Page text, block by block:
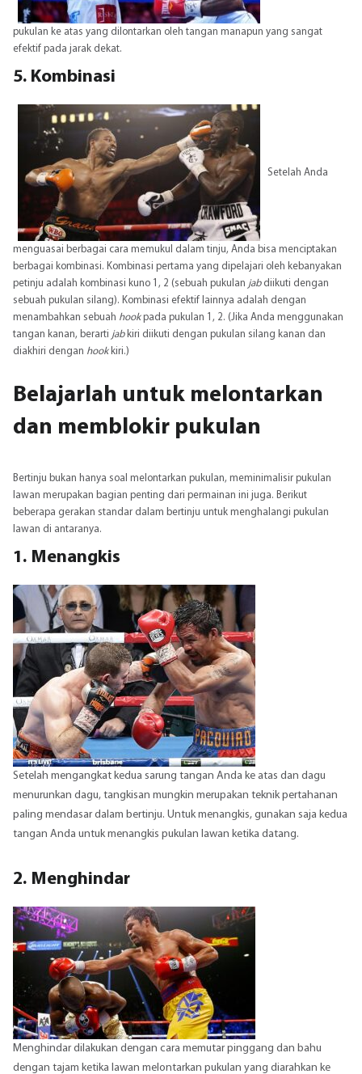
pukulan ke atas yang dilontarkan oleh tangan manapun yang sangat
efektif pada jarak dekat.
5. Kombinasi
Setelah Anda
menguasai berbagai cara memukul dalam tinju, Anda bisa menciptakan
berbagai kombinasi. Kombinasi pertama yang dipelajari oleh kebanyakan
petinju adalah kombinasi kuno 1, 2 (sebuah pukulan jabdiikuti dengan
sebuah pukulan silang). Kombinasi efektif lainnya adalah dengan
menambahkan sebuah hookpada pukulan 1, 2. (Jika Anda menggunakan
tangan kanan, berarti jabkiri diikuti dengan pukulan silang kanan dan
diakhiri dengan hook kiri.)
Belajarlah untuk melontarkan
dan memblokir pukulan
Bertinju bukan hanya soal melontarkan pukulan, meminimalisir pukulan
lawan merupakan bagian penting dari permainan ini juga. Berikut
beberapa gerakan standar dalam bertinju untuk menghalangi pukulan
lawan di antaranya.
1. Menangkis
Setelah mengangkat kedua sarung tangan Anda ke atas dan dagu
menurunkan dagu, tangkisan mungkin merupakan teknik pertahanan
paling mendasar dalam bertinju. Untuk menangkis, gunakan saja kedua
tangan Anda untuk menangkis pukulan lawan ketika datang.
2. Menghindar
Menghindar dilakukan dengan cara memutar pinggang dan bahu
dengan tajam ketika lawan melontarkan pukulan yang diarahkan ke